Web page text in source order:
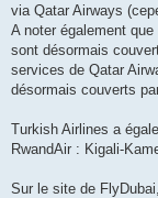
via Qatar Airways
A noter également
sont désormais
services de Qatar
désormais couverts
Turkish Airlines a
RwandAir : Kigali-
Sur le site de